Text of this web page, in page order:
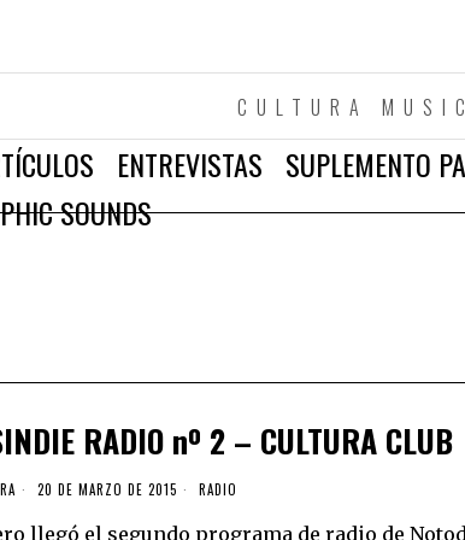
CULTURA
ENTREVISTAS SUPLEMENTO
SOUNDS
RADIO nº 2 – CULTURA CLUB
20 DE MARZO DE 2015 RADIO
llegó el segundo programa de radio de